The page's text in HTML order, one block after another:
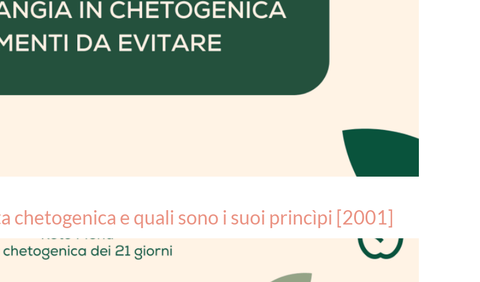
chetogenica e quali sono i suoi princìpi [2001]